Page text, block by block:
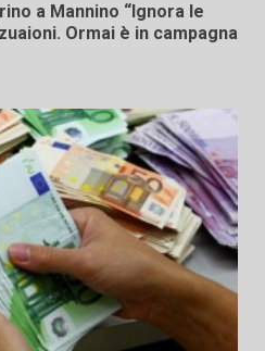
a Mannino “Ignora le
Ormai è in campagna